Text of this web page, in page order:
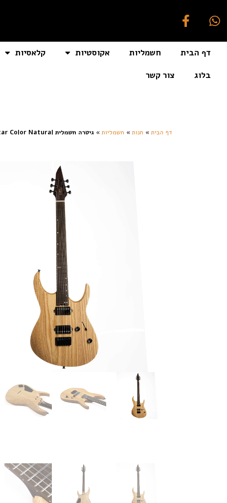
דף הבית חשמליות אקוסטיות קלאסיות
בלוג
צור קשר
דף הבית » חנות » חשמליות » גיטרה חשמלית Eart Guitars H6-PRO Ash Body Wenge Neck Metal Electric Guitar Color Natural